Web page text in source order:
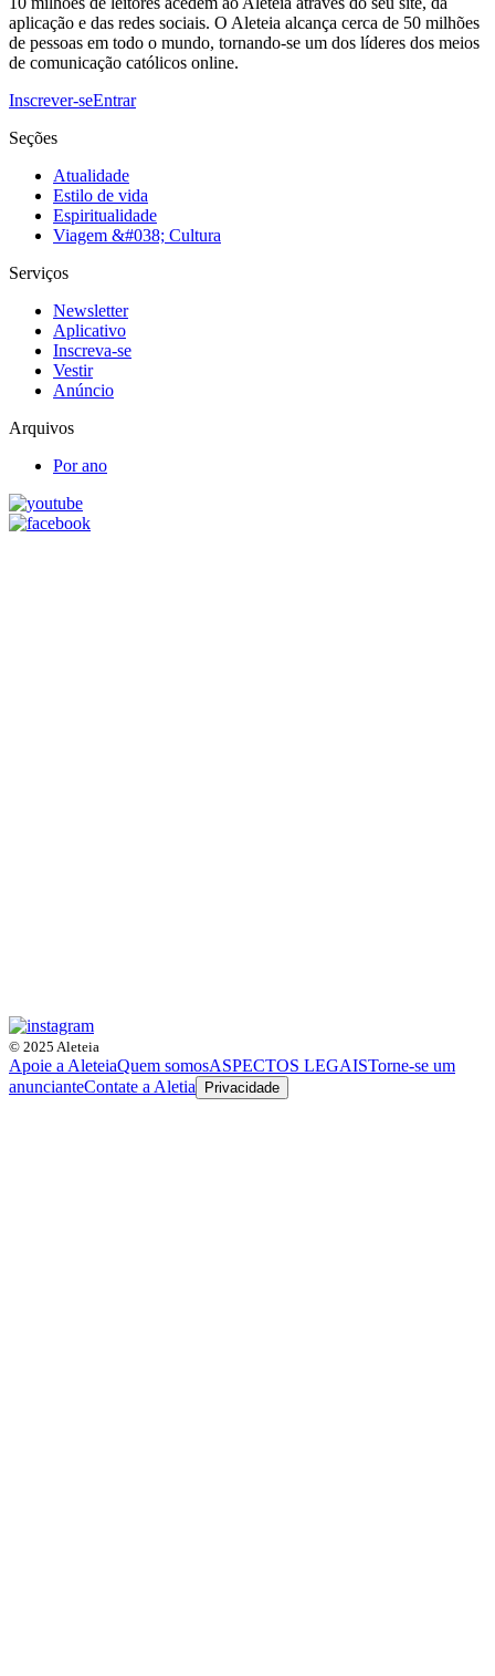
aplicação e das redes sociais. O Aleteia alcança cerca de 50 milhões
de pessoas em todo o mundo, tornando-se um dos líderes dos meios
de comunicação católicos online.
Inscrever-seEntrar
Seções
Atualidade
Estilo de vida
Espiritualidade
Viagem &#038; Cultura
Serviços
Newsletter
Aplicativo
Inscreva-se
Vestir
Anúncio
Arquivos
Por ano
© 2025 Aleteia
Apoie a AleteiaQuem somosASPECTOS LEGAISTorne-se um
anuncianteContate a Aletia Privacidade